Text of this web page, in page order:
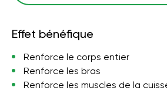
Effet bénéfique
Renforce le corps entier
Renforce les bras
Renforce les muscles de la